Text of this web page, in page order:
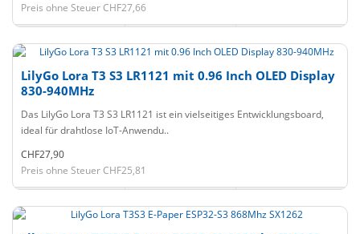
Preis ohne Steuer CHF27,66
LilyGo Lora T3 S3 LR1121 mit 0.96 Inch OLED Display
830-940MHz
Das LilyGo Lora T3 S3 LR1121 ist ein vielseitiges Entwicklungsboard,
ideal für drahtlose IoT-Anwendu..
CHF27,90
Preis ohne Steuer CHF25,81